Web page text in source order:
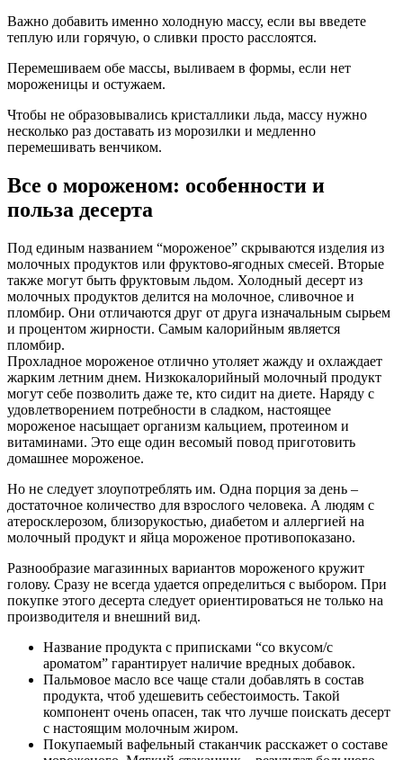
Важно добавить именно холодную массу, если вы введете
теплую или горячую, о сливки просто расслоятся.
Перемешиваем обе массы, выливаем в формы, если нет
мороженицы и остужаем.
Чтобы не образовывались кристаллики льда, массу нужно
несколько раз доставать из морозилки и медленно
перемешивать венчиком.
Все о мороженом: особенности и
польза десерта
Под единым названием “мороженое” скрываются изделия из
молочных продуктов или фруктово-ягодных смесей. Вторые
также могут быть фруктовым льдом. Холодный десерт из
молочных продуктов делится на молочное, сливочное и
пломбир. Они отличаются друг от друга изначальным сырьем
и процентом жирности. Самым калорийным является
пломбир.
Прохладное мороженое отлично утоляет жажду и охлаждает
жарким летним днем. Низкокалорийный молочный продукт
могут себе позволить даже те, кто сидит на диете. Наряду с
удовлетворением потребности в сладком, настоящее
мороженое насыщает организм кальцием, протеином и
витаминами. Это еще один весомый повод приготовить
домашнее мороженое.
Но не следует злоупотреблять им. Одна порция за день –
достаточное количество для взрослого человека. А людям с
атеросклерозом, близорукостью, диабетом и аллергией на
молочный продукт и яйца мороженое противопоказано.
Разнообразие магазинных вариантов мороженого кружит
голову. Сразу не всегда удается определиться с выбором. При
покупке этого десерта следует ориентироваться не только на
производителя и внешний вид.
Название продукта с приписками “со вкусом/с
ароматом” гарантирует наличие вредных добавок.
Пальмовое масло все чаще стали добавлять в состав
продукта, чтоб удешевить себестоимость. Такой
компонент очень опасен, так что лучше поискать десерт
с настоящим молочным жиром.
Покупаемый вафельный стаканчик расскажет о составе